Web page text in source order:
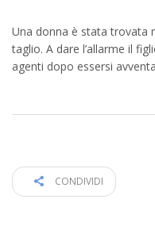
Una donna è stata trovata
taglio. A dare l’allarme il
agenti dopo essersi
CONDIVIDI